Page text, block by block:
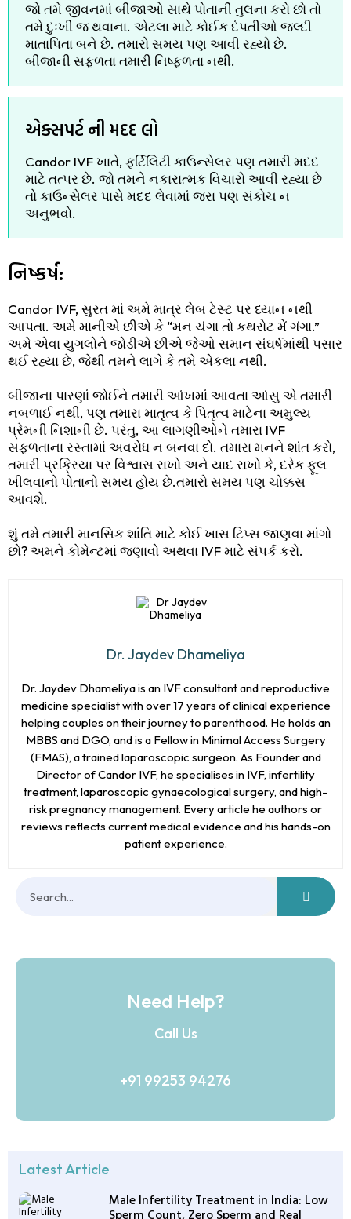
જો તમે જીવનમાં બીજાઓ સાથે પોતાની તુલના કરો છો તો
તમે દુઃખી જ થવાના. એટલા માટે કોઈક દંપતીઓ જલ્દી
માતાપિતા બને છે. તમારો સમય પણ આવી રહ્યો છે.
બીજાની સફળતા તમારી નિષ્ફળતા નથી.
એક્સપર્ટ ની મદદ લો
Candor IVF ખાતે, ફર્ટિલિટી કાઉન્સેલર પણ તમારી મદદ
માટે તત્પર છે. જો તમને નકારાત્મક વિચારો આવી રહ્યા છે
તો કાઉન્સેલર પાસે મદદ લેવામાં જરા પણ સંકોચ ન
અનુભવો.
નિષ્કર્ષ:
Candor IVF, સુરત માં અમે માત્ર લેબ ટેસ્ટ પર ધ્યાન નથી
આપતા. અમે માનીએ છીએ કે “મન ચંગા તો કથરોટ મેં ગંગા.”
અમે એવા યુગલોને જોડીએ છીએ જેઓ સમાન સંઘર્ષમાંથી પસાર
થઈ રહ્યા છે, જેથી તમને લાગે કે તમે એકલા નથી.
બીજાના પારણાં જોઈને તમારી આંખમાં આવતા આંસુ એ તમારી
નબળાઈ નથી, પણ તમારા માતૃત્વ કે પિતૃત્વ માટેના અમુલ્ય
પ્રેમની નિશાની છે. પરંતુ, આ લાગણીઓને તમારા IVF
સફળતાના રસ્તામાં અવરોધ ન બનવા દો. તમારા મનને શાંત કરો,
તમારી પ્રક્રિયા પર વિશ્વાસ રાખો અને યાદ રાખો કે, દરેક ફૂલ
ખીલવાનો પોતાનો સમય હોય છે.તમારો સમય પણ ચોક્કસ
આવશે.
શું તમે તમારી માનસિક શાંતિ માટે કોઈ ખાસ ટિપ્સ જાણવા માંગો
છો? અમને કોમેન્ટમાં જણાવો અથવા IVF માટે સંપર્ક કરો.
Dr. Jaydev Dhameliya
Dr. Jaydev Dhameliya is an IVF consultant and reproductive
medicine specialist with over 17 years of clinical experience
helping couples on their journey to parenthood. He holds an
MBBS and DGO, and is a Fellow in Minimal Access Surgery
(FMAS), a trained laparoscopic surgeon. As Founder and
Director of Candor IVF, he specialises in IVF, infertility
treatment, laparoscopic gynaecological surgery, and high-
risk pregnancy management. Every article he authors or
reviews reflects current medical evidence and his hands-on
patient experience.
Need Help?
Call Us
+91 99253 94276
Latest Article
Male Infertility Treatment in India: Low
Sperm Count, Zero Sperm and Real